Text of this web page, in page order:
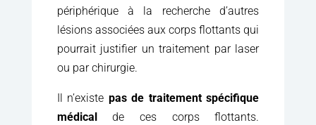
périphérique à la recherche d’autres
lésions associées aux corps flottants qui
pourrait justifier un traitement par laser
ou par chirurgie.
Il n’existe pas de traitement spécifique
médical
de ces corps flottants.